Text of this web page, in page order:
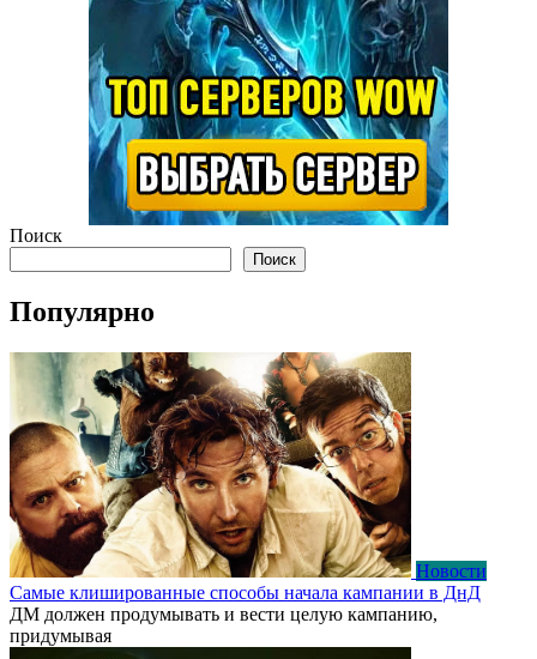
Поиск
Поиск
Популярно
Новости
Самые клишированные способы начала кампании в ДнД
ДМ должен продумывать и вести целую кампанию,
придумывая